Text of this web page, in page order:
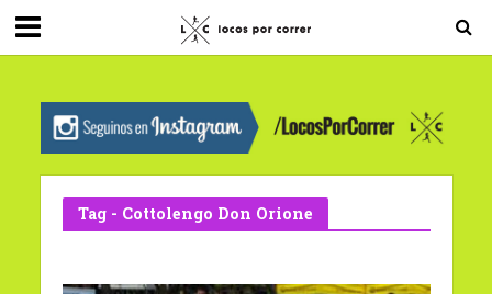
G-0X2PD3RFLV
Tag - Cottolengo Don Orione